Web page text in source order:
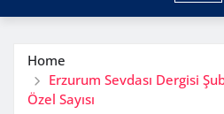
Home
Erzurum Sevdası Dergisi
Özel Sayısı